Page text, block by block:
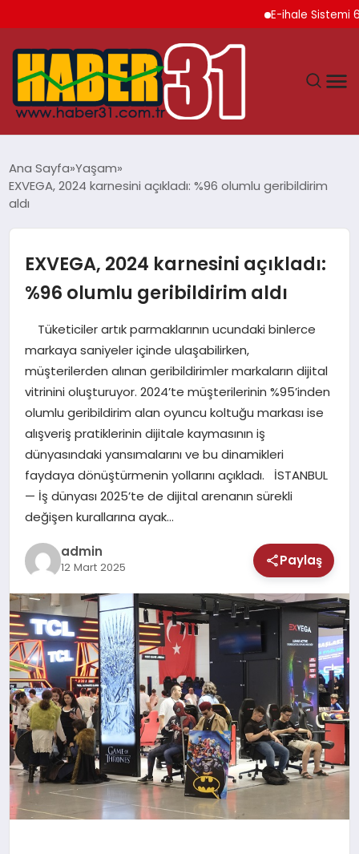
E-ihale Sistemi 6
HATAY
GÜNDEM
MAGAZIN
SAĞLIK
TEKNOLOJI
Ana Sayfa Yaşam
EXVEGA, 2024 karnesini açıkladı: %96 olumlu geribildirim
aldı
EXVEGA, 2024 karnesini açıkladı:
%96 olumlu geribildirim aldı
Tüketiciler artık parmaklarının ucundaki binlerce
markaya saniyeler içinde ulaşabilirken,
müşterilerden alınan geribildirimler markaların dijital
vitrinini oluşturuyor. 2024’te müşterilerinin %95’inden
olumlu geribildirim alan oyuncu koltuğu markası ise
alışveriş pratiklerinin dijitale kaymasının iş
dünyasındaki yansımalarını ve bu dinamikleri
faydaya dönüştürmenin yollarını açıkladı. İSTANBUL
— İş dünyası 2025’te de dijital arenanın sürekli
değişen kurallarına ayak…
admin
12 Mart 2025 Paylaş